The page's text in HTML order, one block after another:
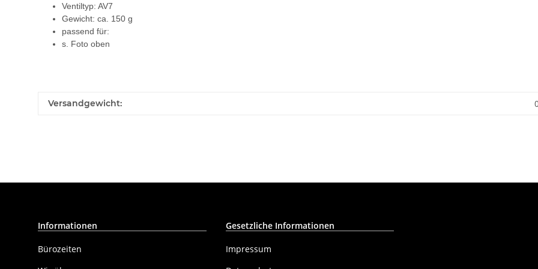
Ventiltyp: AV7
Gewicht: ca. 150 g
passend für:
s. Foto oben
Versandgewicht:
Informationen
Bürozeiten
Gesetzliche Informationen
Impressum